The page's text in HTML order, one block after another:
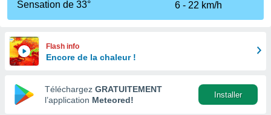
en
Sensation de 33°
6
22 km/h
Flash info
Encore de la chaleur !
Téléchargez GRATUITEMENT
l’application Meteored!
Installer